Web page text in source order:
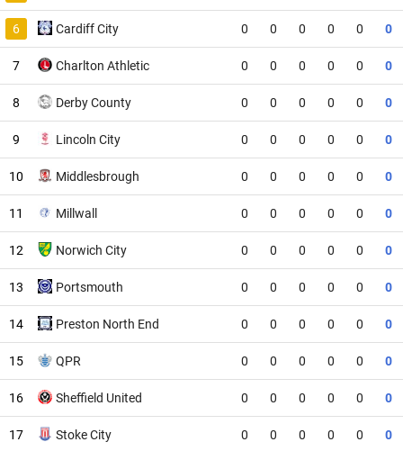
6 Cardiff City 0 0 0 0 0 0
7 Charlton Athletic 0 0 0 0 0 0
8 Derby County 0 0 0 0 0 0
9 Lincoln City 0 0 0 0 0 0
10 Middlesbrough 0 0 0 0 0 0
11 Millwall 0 0 0 0 0 0
12 Norwich City 0 0 0 0 0 0
13 Portsmouth 0 0 0 0 0 0
14 Preston North End 0 0 0 0 0 0
15 QPR 0 0 0 0 0 0
16 Sheffield United 0 0 0 0 0 0
17 Stoke City 0 0 0 0 0 0